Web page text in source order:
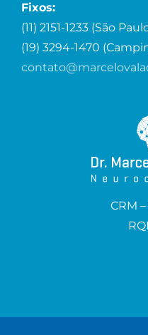
Fixos:
(11) 2151-1233 (São
(19) 3294-1470
CRM